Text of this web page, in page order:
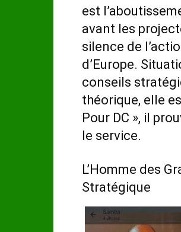
est
avant les
silence de
d’Europe.
conseils
théorique, elle
Pour DC », il
le service.
L’Homme des
Stratégique